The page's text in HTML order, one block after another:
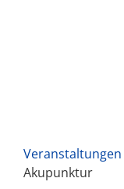
Veranstaltungen
Akupunktur